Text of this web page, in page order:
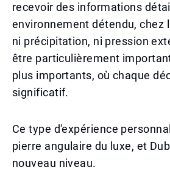
recevoir des informations
environnement détendu, chez
ni précipitation, ni pression
être particulièrement
plus importants, où chaque
significatif.
Ce type d'expérience
pierre angulaire du luxe, et
nouveau niveau.